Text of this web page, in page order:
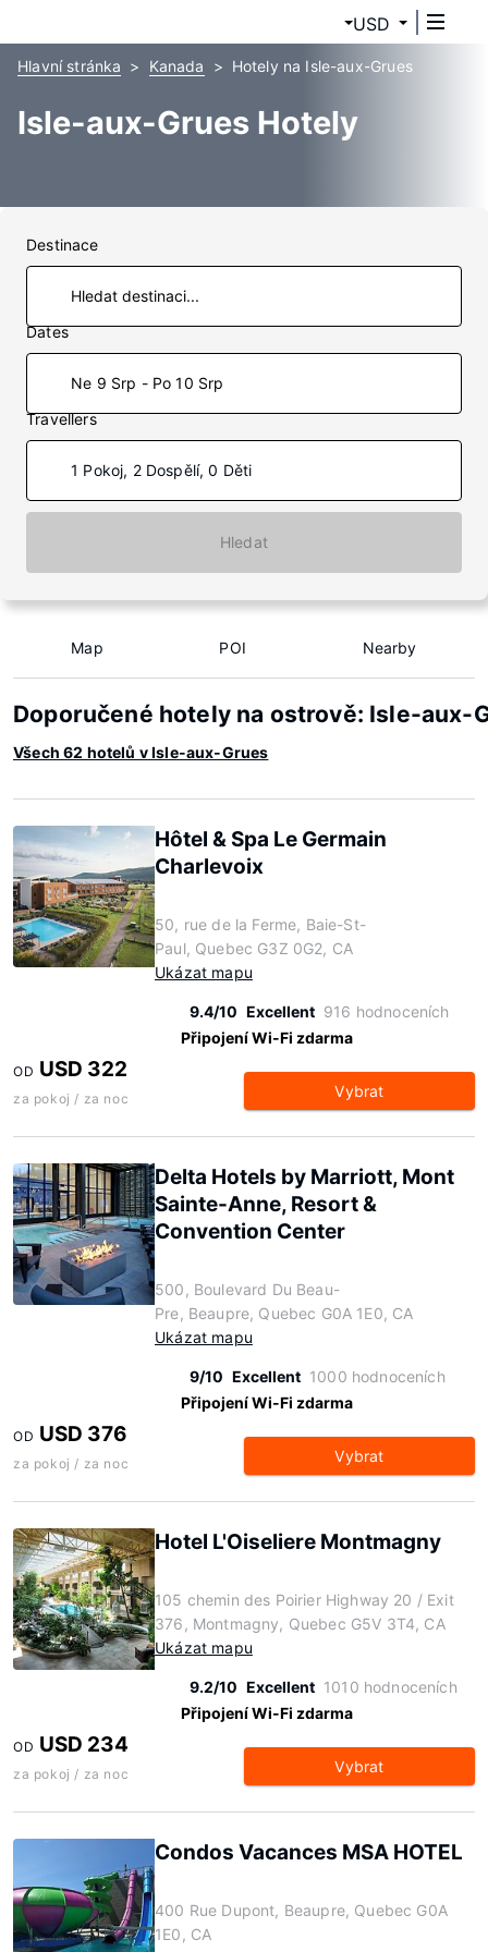
USD
Hlavní stránka Kanada Hotely na Isle-aux-Grues
Isle-aux-Grues Hotely
Destinace
Dates
Ne 9 Srp - Po 10 Srp
Travellers
1 Pokoj, 2 Dospělí, 0 Děti
Hledat
Map POI Nearby
Doporučené hotely na ostrově: Isle-aux-
Všech 62 hotelů v Isle-aux-Grues
Hôtel & Spa Le Germain
Charlevoix
50, rue de la Ferme, Baie-St-
Paul, Quebec G3Z 0G2, CA
Ukázat mapu
9.4/10 Excellent 916 hodnoceních
Připojení Wi-Fi zdarma
OD USD 322
za pokoj / za noc Vybrat
Delta Hotels by Marriott, Mont
Sainte-Anne, Resort &
Convention Center
500, Boulevard Du Beau-
Pre, Beaupre, Quebec G0A 1E0, CA
Ukázat mapu
9/10 Excellent 1000 hodnoceních
Připojení Wi-Fi zdarma
OD USD 376
za pokoj / za noc Vybrat
Hotel L'Oiseliere Montmagny
105 chemin des Poirier Highway 20 / Exit
376, Montmagny, Quebec G5V 3T4, CA
Ukázat mapu
9.2/10 Excellent 1010 hodnoceních
Připojení Wi-Fi zdarma
OD USD 234
za pokoj / za noc Vybrat
Condos Vacances MSA HOTEL
400 Rue Dupont, Beaupre, Quebec G0A
1E0, CA